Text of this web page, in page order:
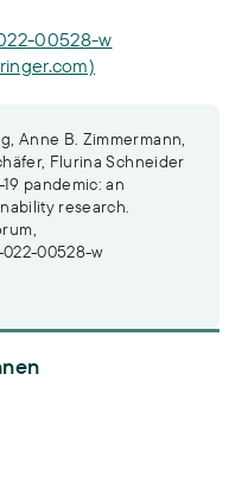
00528-w
Anne B. Zimmermann,
Flurina Schneider
pandemic: an
research.
00528-w